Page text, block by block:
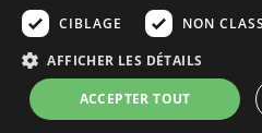
propriétaire un contrat qui stipule les
grâce à ce contrat vous pouvez faire
CIBLAGE NON
AFFICHER LES DÉTAILS
ACCEPTER TOUT